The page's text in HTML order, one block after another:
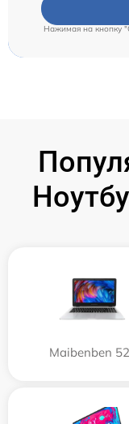
Нажимая на кнопку
Maibenben